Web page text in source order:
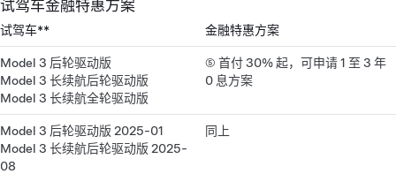
试驾车金融特惠方案
试驾车** 金融特惠方案
Model 3 后轮驱动版
Model 3 长续航后轮驱动版
Model 3 长续航全轮驱动版
⑤ 首付 30% 起，可申请 1 至 3 年
0 息方案
Model 3 后轮驱动版 2025-01
Model 3 长续航后轮驱动版 2025-
08
同上